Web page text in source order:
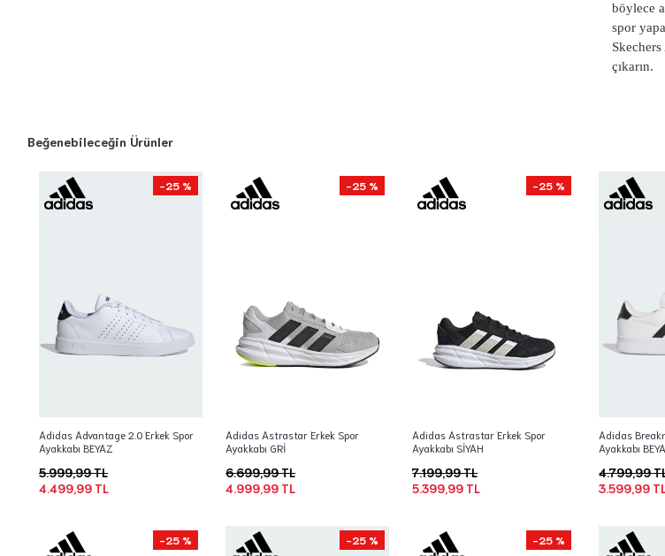
böylece
spor
çıkarın.
Beğenebileceğin Ürünler
-25 %
Adidas Advantage 2.0 Erkek Spor
Ayakkabı BEYAZ
4.499,99 TL
5.999,99 TL
-25 %
Adidas Astrastar Erkek Spor
Ayakkabı GRİ
4.999,99 TL
6.699,99 TL
-25 %
Adidas Astrastar Erkek Spor
Ayakkabı SİYAH
5.399,99 TL
7.199,99 TL
Adidas
Ayakkabı
3.599,99
4.799,99
-25 % -25 % -25 %